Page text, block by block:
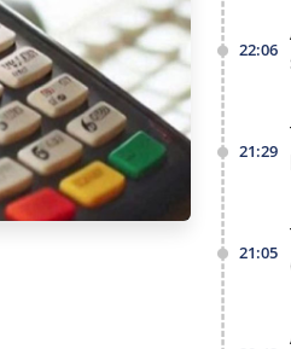
22:06
21:29
21:05